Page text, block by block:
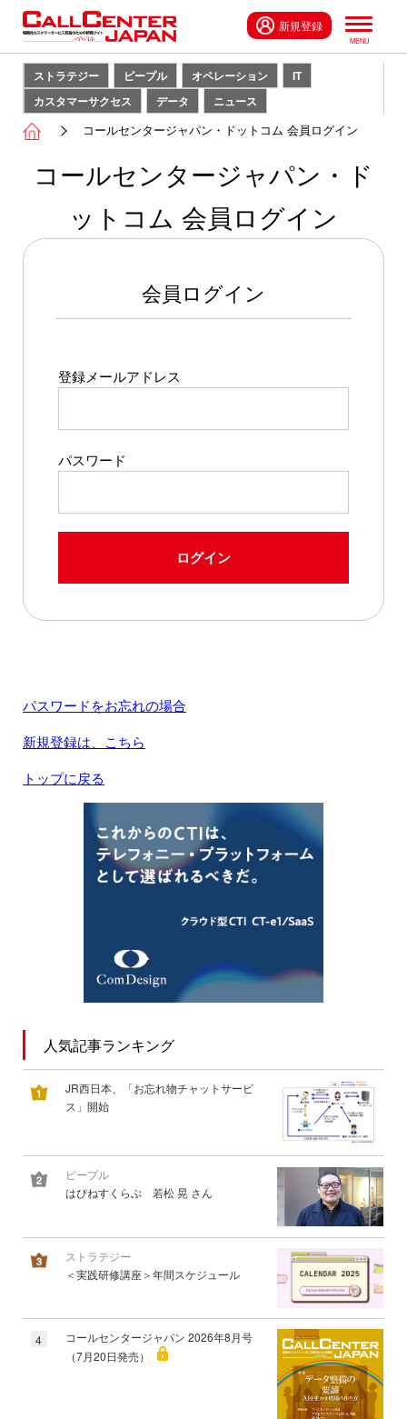
新規登録
ストラテジー ピープル オペレーション
IT
カスタマーサクセス
データ ニュース
コールセンタージャパン・ドットコム 会員ログイン
コールセンタージャパン・ド
ットコム 会員ログイン
会員ログイン
登録メールアドレス
パスワード
ログイン
パスワードをお忘れの場合
新規登録は、こちら
トップに戻る
人気記事ランキング
JR西日本、「お忘れ物チャットサービ
ス」開始
ピープル
はぴねすくらぶ 若松 晃 さん
ストラテジー
＜実践研修講座＞年間スケジュール
4
コールセンタージャパン 2026年8月号
（7月20日発売）